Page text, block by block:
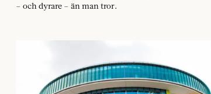
– och dyrare – än man tror.